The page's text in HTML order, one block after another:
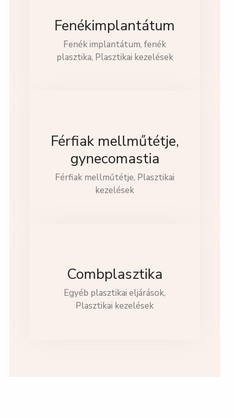
Fenékimplantátum
Fenék implantátum, fenék
plasztika, Plasztikai kezelések
Férfiak mellműtétje,
gynecomastia
Férfiak mellműtétje, Plasztikai
kezelések
Combplasztika
Egyéb plasztikai eljárások,
Plasztikai kezelések